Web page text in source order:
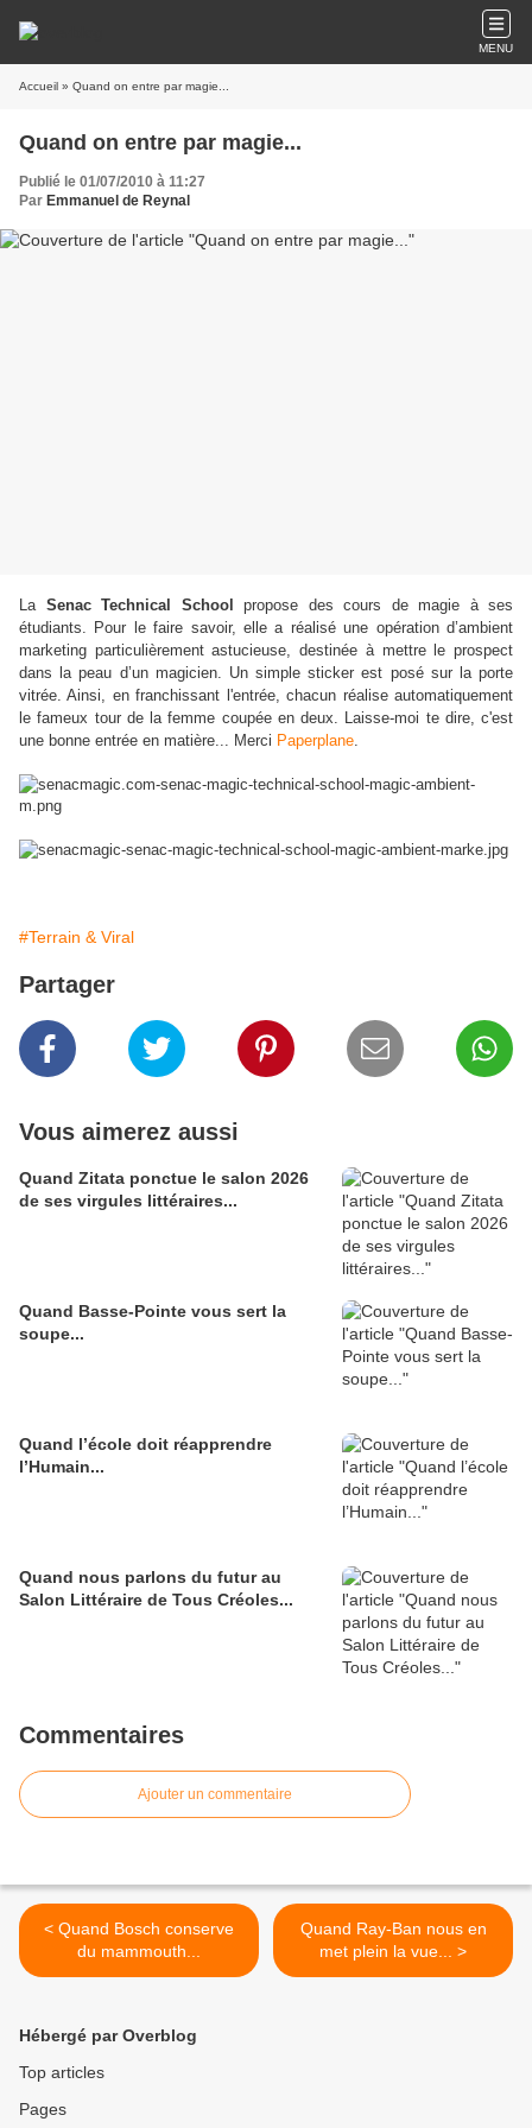
MENU
Accueil » Quand on entre par magie...
Quand on entre par magie...
Publié le 01/07/2010 à 11:27
Par Emmanuel de Reynal
La Senac Technical School
propose des cours de magie à ses
étudiants. Pour le faire savoir, elle a réaliséune opération d’ambient
marketing particulièrement astucieuse, destinée à mettre le prospect
dans la peau d’un magicien. Un simple sticker est posé sur la porte
vitrée. Ainsi, en franchissant l'entrée, chacun réalise automatiquement
le fameux tour de la femme coupée en deux. Laisse-moi te dire, c'est
une bonne entrée en matière... Merci Paperplane.
#Terrain & Viral
Partager
Vous aimerez aussi
Quand Zitata ponctue le salon 2026
de ses virgules littéraires...
Quand Basse-Pointe vous sert la
soupe...
Quand l’école doit réapprendre
l’Humain...
Quand nous parlons du futur au
Salon Littéraire de Tous Créoles...
Commentaires
Ajouter un commentaire
< Quand Bosch conserve
du mammouth...
Quand Ray-Ban nous en
met plein la vue... >
Hébergé par Overblog
Top articles
Pages